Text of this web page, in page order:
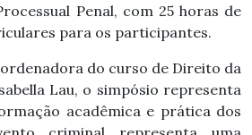
Penal, com 25 horas de
para os participantes.
do curso de Direito da
Lau, o simpósio representa
acadêmica e prática dos